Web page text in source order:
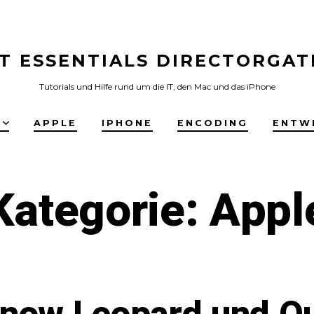
ESSENTIALS
Tutorials und Hilfe rund um die IT, den Mac und das iPhone
APPLE IPHONE ENCODING